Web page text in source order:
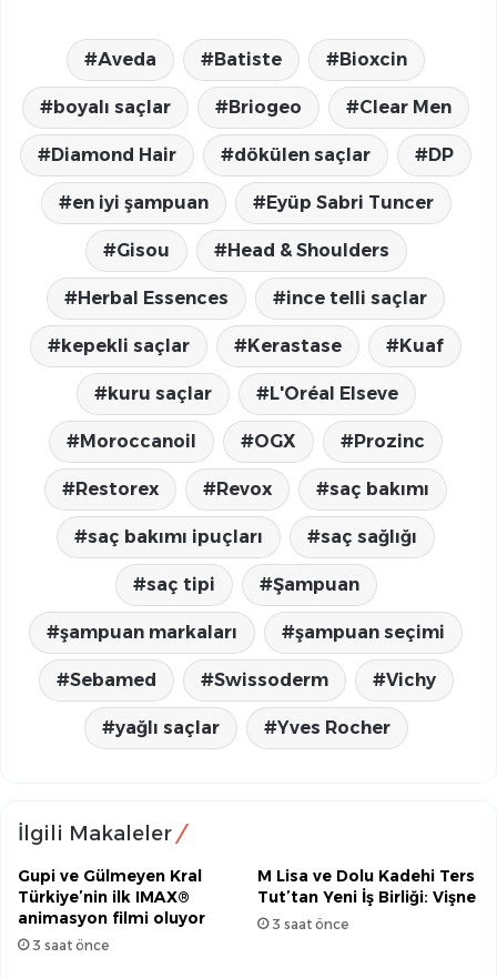
Aveda Batiste Bioxcin
boyalı saçlar Briogeo Clear Men
Diamond Hair dökülen saçlar DP
en iyi şampuan Eyüp Sabri Tuncer
Gisou Head & Shoulders
Herbal Essences ince telli saçlar
kepekli saçlar Kerastase Kuaf
kuru saçlar L'Oréal Elseve
Moroccanoil OGX Prozinc
Restorex Revox saç bakımı
saç bakımı ipuçları saç sağlığı
saç tipi Şampuan
şampuan markaları şampuan seçimi
Sebamed Swissoderm Vichy
yağlı saçlar Yves Rocher
İlgili Makaleler
Gupi ve Gülmeyen Kral
Türkiye’nin ilk IMAX®
animasyon filmi oluyor
3 saat önce
M Lisa ve Dolu Kadehi Ters
Tut’tan Yeni İş Birliği: Vişne
3 saat önce